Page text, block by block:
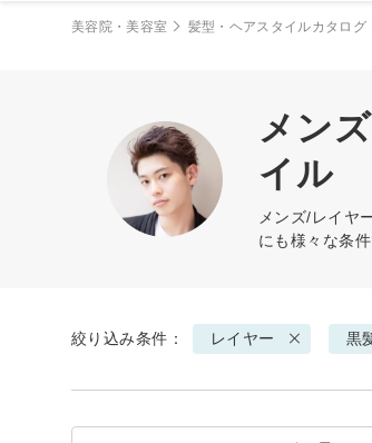
美容院・美容室 髪型・ヘアスタイルカタログ
メン
イル
メンズ/レイヤ
にも様々な条件
絞り込み条件： レイヤー 黒